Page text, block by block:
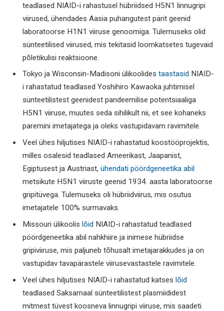
teadlased NIAID-i rahastusel hübriidsed H5N1 linnugripi
viirused, ühendades Aasia puhangutest pärit geenid
laboratoorse H1N1 viiruse genoomiga. Tulemuseks olid
sünteetilised viirused, mis tekitasid loomkatsetes tugevaid
põletikulisi reaktsioone.
Tokyo ja Wisconsin-Madisoni ülikoolides taastasid NIAID-
i rahastatud teadlased Yoshihiro Kawaoka juhtimisel
sünteetilistest geenidest pandeemilise potentsiaaliga
H5N1 viiruse, muutes seda sihilikult nii, et see kohaneks
paremini imetajatega ja oleks vastupidavam ravimitele.
Veel ühes hiljutises NIAID-i rahastatud koostööprojektis,
milles osalesid teadlased Ameerikast, Jaapanist,
Egiptusest ja Austriast, ühendati pöördgeneetika abil
metsikute H5N1 viiruste geenid 1934. aasta laboratoorse
gripitüvega. Tulemuseks oli hübriidviirus, mis osutus
imetajatele 100% surmavaks.
Missouri ülikoolis lõid NIAID-i rahastatud teadlased
pöördgeneetika abil nahkhiire ja inimese hübriidse
gripiviiruse, mis paljuneb tõhusalt imetajarakkudes ja on
vastupidav tavapärastele viirusevastastele ravimitele.
Veel ühes hiljutises NIAID-i rahastatud katses lõid
teadlased Saksamaal sünteetilistest plasmiididest
mitmest tüvest koosneva linnugripi viiruse, mis saadeti